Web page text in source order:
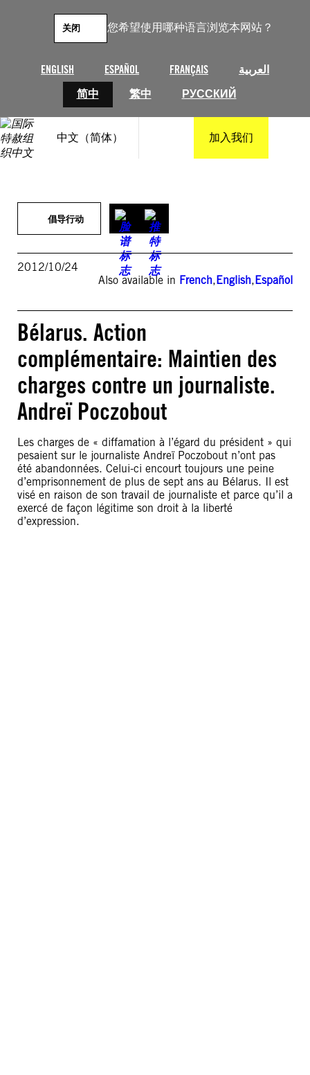
您希望使用哪种语言浏览本网站？
ENGLISH ESPAÑOL FRANÇAIS
العربية
简中
繁中 РУССКИЙ
关闭
中文（简体） 加入我们
倡导行动
2012/10/24
Also available in French,English,Español
Bélarus. Action
complémentaire: Maintien des
charges contre un journaliste.
Andreï Poczobout
Les charges de « diffamation à l’égard du président » qui
pesaient sur le journaliste Andreï Poczobout n’ont pas
été abandonnées. Celui-ci encourt toujours une peine
d’emprisonnement de plus de sept ans au Bélarus. Il est
visé en raison de son travail de journaliste et parce qu’il a
exercé de façon légitime son droit à la liberté
d’expression.